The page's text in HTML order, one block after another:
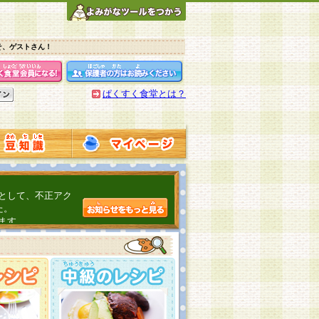
ゲストさん！
ぱくすく食堂とは？
して、不正アク
す。
するよ！こちら
頃の感謝をこめ
の投稿、ありが